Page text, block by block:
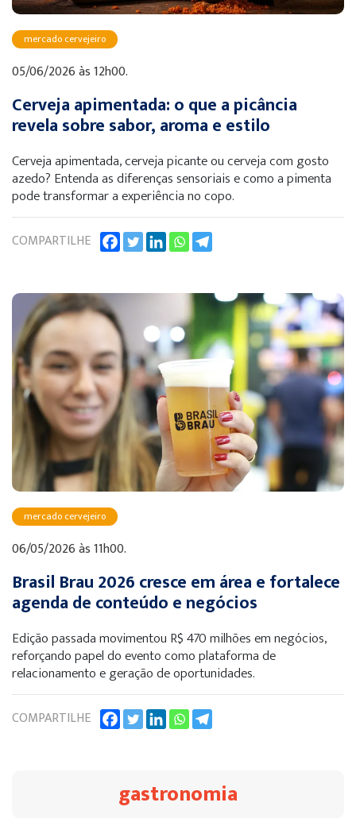
mercado cervejeiro
05/06/2026 às 12h00.
Cerveja apimentada: o que a picância
revela sobre sabor, aroma e estilo
Cerveja apimentada, cerveja picante ou cerveja com gosto
azedo? Entenda as diferenças sensoriais e como a pimenta
pode transformar a experiência no copo.
COMPARTILHE
mercado cervejeiro
06/05/2026 às 11h00.
Brasil Brau 2026 cresce em área e fortalece
agenda de conteúdo e negócios
Edição passada movimentou R$ 470 milhões em negócios,
reforçando papel do evento como plataforma de
relacionamento e geração de oportunidades.
COMPARTILHE
gastronomia